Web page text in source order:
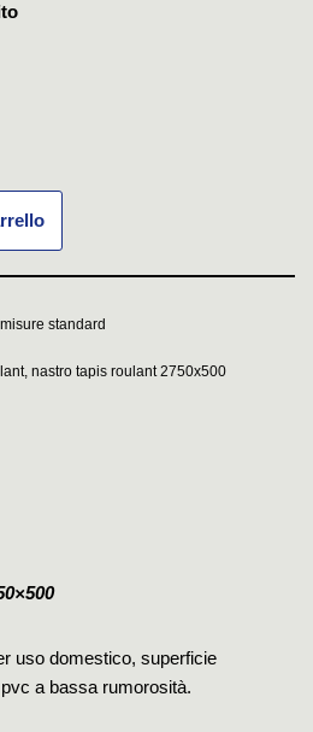
standard
, nastro tapis roulant 2750x500
uso domestico, superficie
a bassa rumorosità.